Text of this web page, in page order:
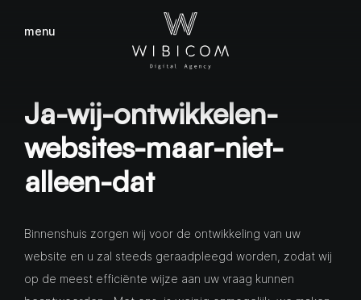
menu
Ja-wij-ontwikkelen-
websites-maar-niet-
alleen-dat
Binnenshuis zorgen wij voor de ontwikkeling van uw
website en u zal steeds geraadpleegd worden, zodat wij
op de meest efficiënte wijze aan uw vraag kunnen